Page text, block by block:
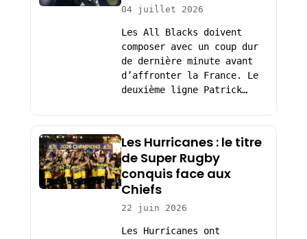
04 juillet 2026
Les All Blacks doivent
composer avec un coup dur
de dernière minute avant
d’affronter la France. Le
deuxième ligne Patrick…
Les Hurricanes : le titre
de Super Rugby
conquis face aux
Chiefs
22 juin 2026
Les Hurricanes ont